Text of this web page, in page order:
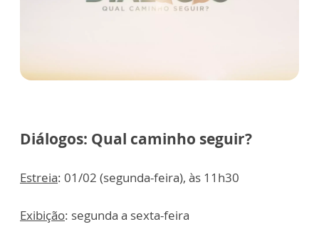
Diálogos: Qual caminho seguir?
Estreia: 01/02 (segunda-feira), às 11h30
Exibição: segunda a sexta-feira